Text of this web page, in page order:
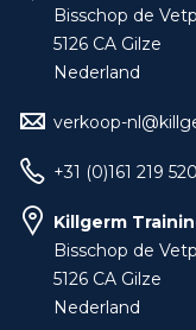
Bisschop de
5126 CA Gilze
Nederland
verkoop-
+31 (0)161 219 520
Killgerm
Bisschop de
5126 CA Gilze
Nederland